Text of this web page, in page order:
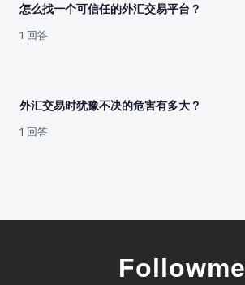
怎么找一个可信任的外汇交易平台？
1 回答
外汇交易时犹豫不决的危害有多大？
1 回答
Followme